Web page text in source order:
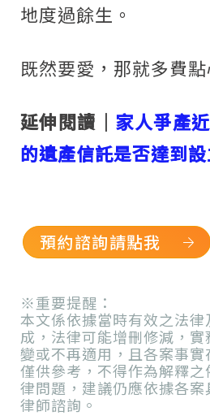
地度過餘生。
既然要愛，那就多費點
延伸閱讀｜ 家人爭產
的遺產信託是否達到
預約諮詢請點我
※重要提醒：
本文係依據當時有效之法
成，法律可能增刪修減，
變或不再適用，且各案事
僅供參考，不得作為解釋
律問題，建議仍應依據各
律師諮詢。